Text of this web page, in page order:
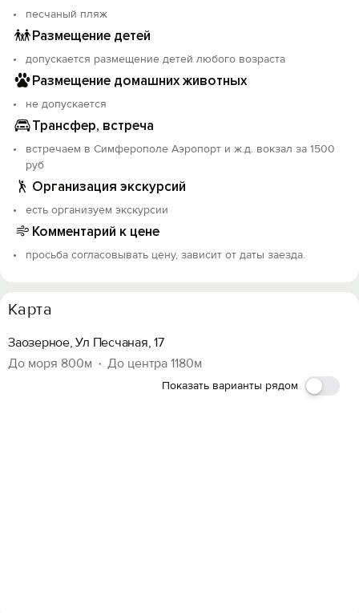
песчаный пляж
Размещение детей
допускается размещение детей любого возраста
Размещение домашних животных
не допускается
Трансфер, встреча
встречаем в Симферополе Аэропорт и ж.д. вокзал за 1500
руб
Организация экскурсий
есть организуем экскурсии
Комментарий к цене
просьба согласовывать цену, зависит от даты заезда.
Карта
Заозерное, Ул Песчаная, 17
До моря 800м
До центра 1180м
Показать варианты рядом